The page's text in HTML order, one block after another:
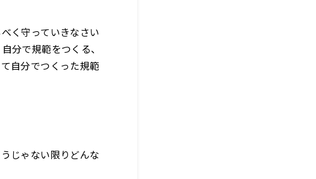
く守っていきなさい
分で規範をつくる、
自分でつくった規範
じゃない限りどんな